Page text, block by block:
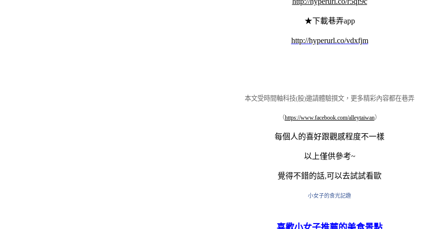
★下載巷弄app
http://hyperurl.co/vdxfjm
本文受時間軸科技(股)邀請體驗撰文，更多精彩內容都在巷弄
（https://www.facebook.com/alleytaiwan）
每個人的喜好跟觀感程度不一樣
以上僅供參考~
覺得不錯的話,可以去試試看歐
小女子的食光記趣